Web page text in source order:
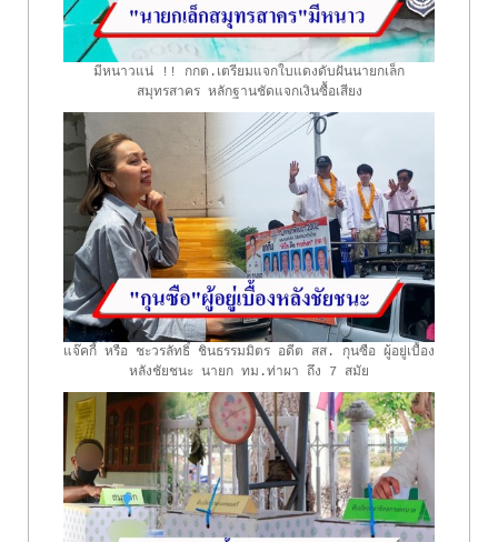
มีหนาวแน่ !! กกต.เตรียมแจกใบแดงดับฝันนายกเล็ก
สมุทรสาคร หลักฐานชัดแจกเงินซื้อเสียง
แจ๊คกี้ หรือ ชะวรลัทธิ์ ชินธรรมมิตร อดีต สส. กุนซือ ผู้อยู่เบื้อง
หลังชัยชนะ นายก ทม.ท่าผา ถึง 7 สมัย